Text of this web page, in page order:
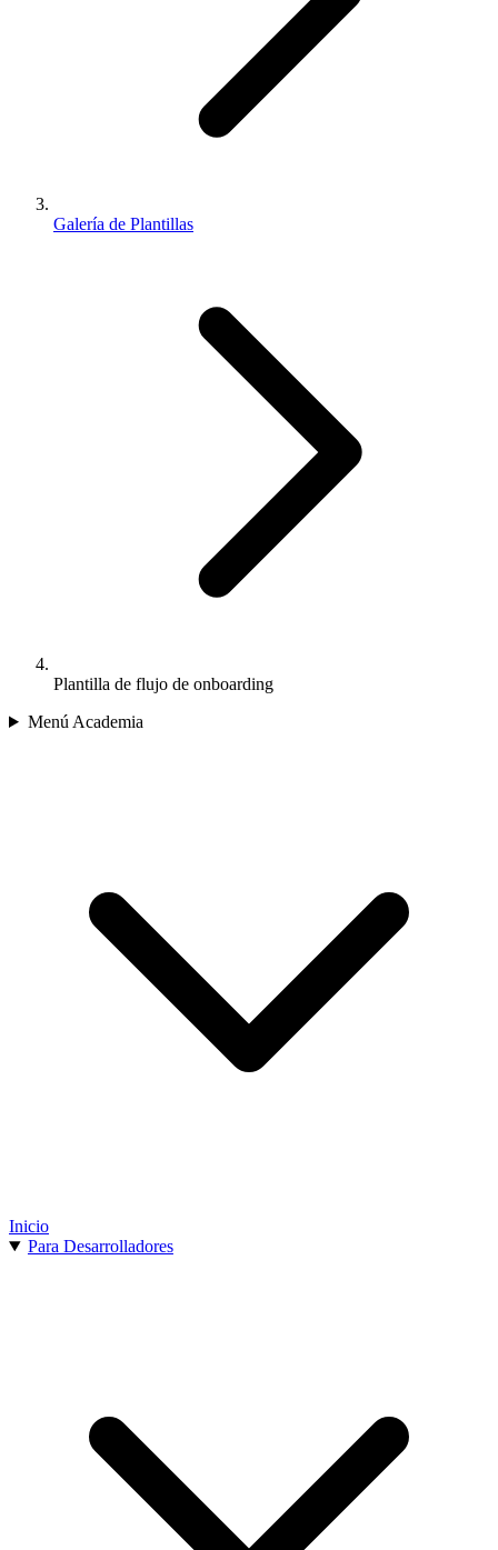
Galería de Plantillas
Plantilla de flujo de onboarding
Menú Academia
Inicio
Para Desarrolladores